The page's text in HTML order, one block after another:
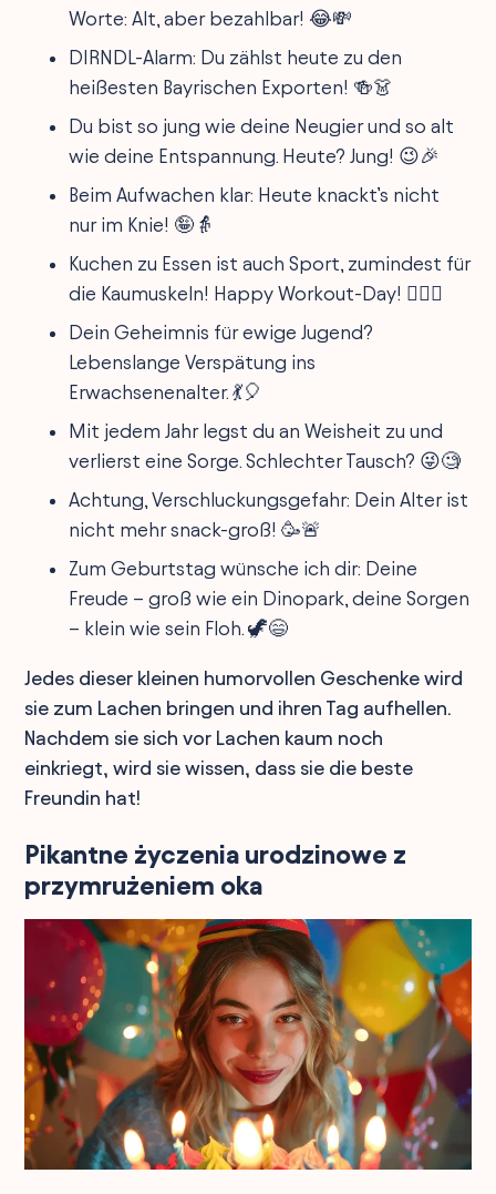
Worte: Alt, aber bezahlbar! 😂💸
DIRNDL-Alarm: Du zählst heute zu den
heißesten Bayrischen Exporten! 🍻👗
Du bist so jung wie deine Neugier und so alt
wie deine Entspannung. Heute? Jung! 😉🎉
Beim Aufwachen klar: Heute knackt’s nicht
nur im Knie! 🤪👵
Kuchen zu Essen ist auch Sport, zumindest für
die Kaumuskeln! Happy Workout-Day! 🏋️‍♀️🍰
Dein Geheimnis für ewige Jugend?
Lebenslange Verspätung ins
Erwachsenenalter. 💃🎈
Mit jedem Jahr legst du an Weisheit zu und
verlierst eine Sorge. Schlechter Tausch? 😜🧐
Achtung, Verschluckungsgefahr: Dein Alter ist
nicht mehr snack-groß! 🥳🚨
Zum Geburtstag wünsche ich dir: Deine
Freude – groß wie ein Dinopark, deine Sorgen
– klein wie sein Floh. 🦖😄
Jedes dieser kleinen humorvollen Geschenke wird
sie zum Lachen bringen und ihren Tag aufhellen.
Nachdem sie sich vor Lachen kaum noch
einkriegt, wird sie wissen, dass sie die beste
Freundin hat!
Pikantne życzenia urodzinowe z
przymrużeniem oka